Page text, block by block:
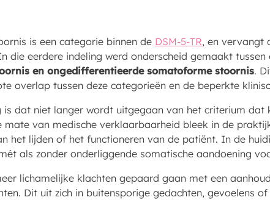
is een categorie binnen de DSM-5-TR, en vervangt
die eerdere indeling werd onderscheid gemaakt tussen
en ongedifferentieerde somatoforme stoornis.
overlap tussen deze categorieën en de beperkte
is dat niet langer wordt uitgegaan van het criterium dat
mate van medische verklaarbaarheid bleek in de
het lijden of het functioneren van de patiënt. In de
als zonder onderliggende somatische aandoening
lichamelijke klachten gepaard gaan met een
Dit uit zich in buitensporige gedachten, gevoelens